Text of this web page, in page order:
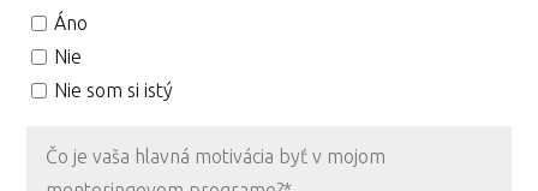
Áno
Nie
Nie som si istý